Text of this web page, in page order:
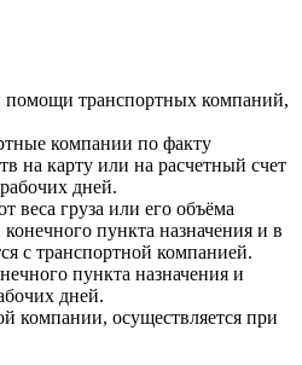
помощи транспортных компаний,
компании по факту
на карту или на расчетный счет
дней.
веса груза или его объёма
пункта назначения и в
с транспортной компанией.
пункта назначения и
дней.
компании, осуществляется при